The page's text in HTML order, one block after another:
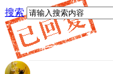
搜索